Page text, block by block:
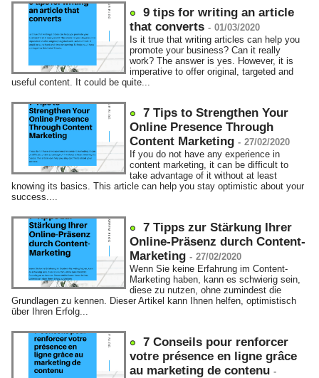
9 tips for writing an article
that converts - 01/03/2020
Is it true that writing articles can help you
promote your business? Can it really
work? The answer is yes. However, it is
imperative to offer original, targeted and
useful content. It could be quite...
7 Tips to Strengthen Your
Online Presence Through
Content Marketing - 27/02/2020
If you do not have any experience in
content marketing, it can be difficult to
take advantage of it without at least
knowing its basics. This article can help you stay optimistic about your
success....
7 Tipps zur Stärkung Ihrer
Online-Präsenz durch Content-
Marketing - 27/02/2020
Wenn Sie keine Erfahrung im Content-
Marketing haben, kann es schwierig sein,
diese zu nutzen, ohne zumindest die
Grundlagen zu kennen. Dieser Artikel kann Ihnen helfen, optimistisch
über Ihren Erfolg...
7 Conseils pour renforcer
votre présence en ligne grâce
au marketing de contenu -